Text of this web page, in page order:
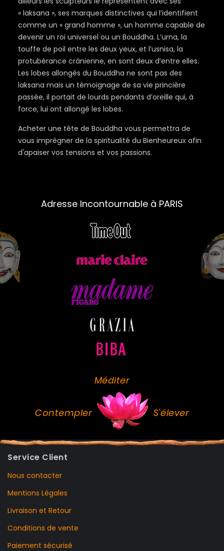
« laksana », ses marques distinctives qui l’identifient
comme un « grand homme », un homme capable de
devenir un roi universel ou un Bouddha. L’urna, la
touffe de poil entre les deux yeux, et l’usnisa, la
protubérance crânienne, en sont deux d’entre elles.
Les lobes allongés du Bouddha ne sont pas des
laksana mais un témoignage de sa vie princière
passée, il portait de lourds pendants d’oreille qui, à
force, lui ont allongé les lobes.
Acheter une tête de Bouddha vous permettra de
vous imprégner de la spiritualité du Bienheureux afin
d'apaiser vos tensions et vos passions.
Adresse Incontournable à PARIS
Méditer
Contempler S'élever
Service Client
Nous contacter
Mentions Légales
Livraison et Retour
Conditions de vente
Paiement sécurisé